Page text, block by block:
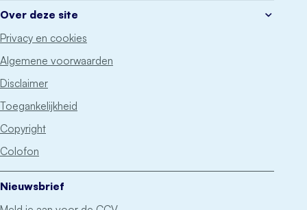
Over deze site
Privacy en cookies
Algemene voorwaarden
Disclaimer
Toegankelijkheid
Copyright
Colofon
Nieuwsbrief